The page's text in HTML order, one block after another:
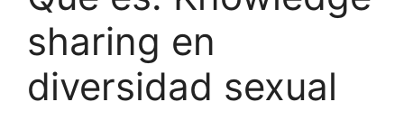
sharing en
diversidad sexual